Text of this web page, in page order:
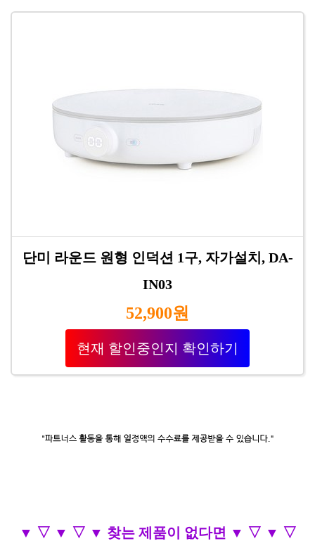
단미 라운드 원형 인덕션 1구, 자가설치, DA-
IN03
52,900원
현재 할인중인지 확인하기
▼ ▽ ▼ ▽ ▼ 찾는 제품이 없다면 ▼ ▽ ▼ ▽